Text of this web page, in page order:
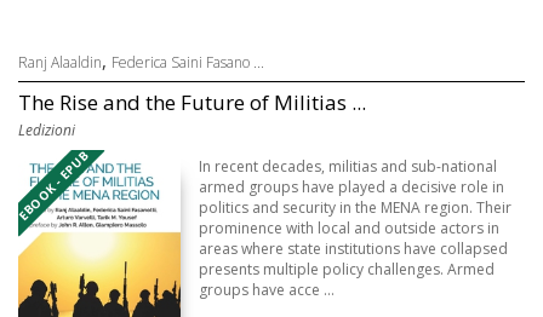
Ranj Alaaldin, Federica Saini Fasano ...
The Rise and the Future of Militias ...
Ledizioni
EBOOK - EPUB
In recent decades, militias and sub-national
armed groups have played a decisive role in
politics and security in the MENA region. Their
prominence with local and outside actors in
areas where state institutions have collapsed
presents multiple policy challenges. Armed
groups have acce ...